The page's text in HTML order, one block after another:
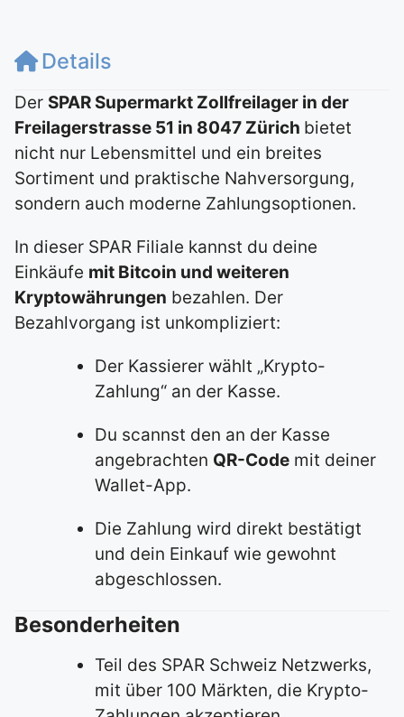
Details
Der SPAR Supermarkt Zollfreilager in der
Freilagerstrasse 51 in 8047 Zürich bietet
nicht nur Lebensmittel und ein breites
Sortiment und praktische Nahversorgung,
sondern auch moderne Zahlungsoptionen.
In dieser SPAR Filiale kannst du deine
Einkäufe mit Bitcoin und weiteren
Kryptowährungen bezahlen. Der
Bezahlvorgang ist unkompliziert:
Der Kassierer wählt „Krypto-
Zahlung“ an der Kasse.
Du scannst den an der Kasse
angebrachten QR-Code mit deiner
Wallet-App.
Die Zahlung wird direkt bestätigt
und dein Einkauf wie gewohnt
abgeschlossen.
Besonderheiten
Teil des SPAR Schweiz Netzwerks,
mit über 100 Märkten, die Krypto-